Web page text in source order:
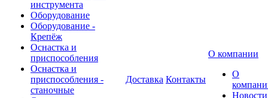
инструмента
Оборудование
Оборудование -
Крепёж
Оснастка и
приспособления
Оснастка и
приспособления -
станочные
Доставка Контакты
О компании
О
Новости